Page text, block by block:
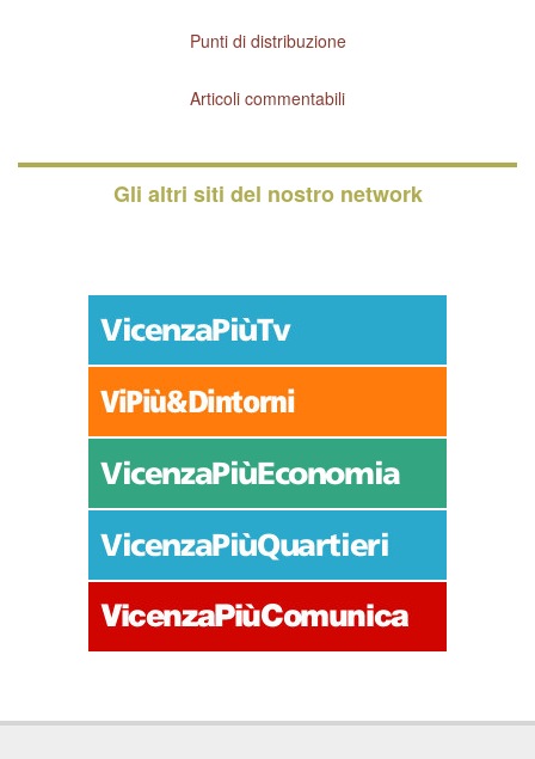
Punti di distribuzione
Articoli commentabili
Gli altri siti del nostro network